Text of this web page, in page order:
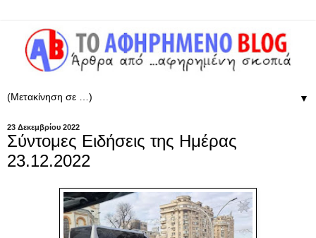
▼
23 Δεκεμβρίου 2022
Σύντομες Ειδήσεις της Ημέρας
23.12.2022